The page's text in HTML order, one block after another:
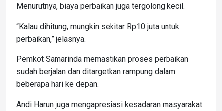
Menurutnya, biaya perbaikan juga tergolong kecil.
“Kalau dihitung, mungkin sekitar Rp10 juta untuk
perbaikan,” jelasnya.
Pemkot Samarinda memastikan proses perbaikan
sudah berjalan dan ditargetkan rampung dalam
beberapa hari ke depan.
Andi Harun juga mengapresiasi kesadaran masyarakat